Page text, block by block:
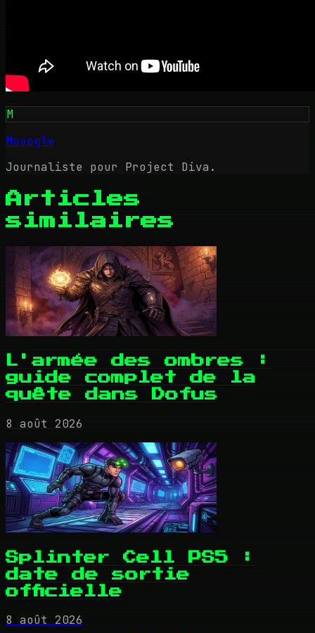
M
Mooogle
Journaliste pour Project Diva.
Articles
similaires
L'armée des ombres :
guide complet de la
quête dans Dofus
8 août 2026
Splinter Cell PS5 :
date de sortie
officielle
8 août 2026